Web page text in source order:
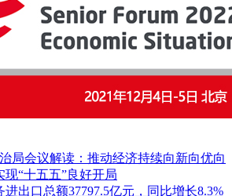
局会议解读：推动经济持续向新向优向
“十五五”良好开局
出口总额37797.5亿元，同比增长8.3%